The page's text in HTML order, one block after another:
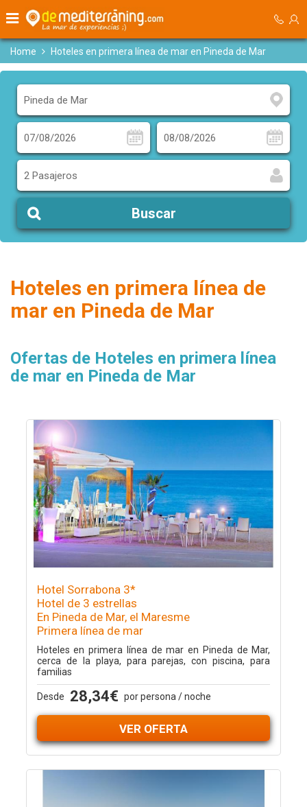
Home Hoteles en primera línea de mar en Pineda de Mar
2 Pasajeros
Buscar
Hoteles en primera línea de
mar en Pineda de Mar
Ofertas de Hoteles en primera línea
de mar en Pineda de Mar
Hotel Sorrabona 3*
Hotel de 3 estrellas
En Pineda de Mar, el Maresme
Primera línea de mar
Hoteles en primera línea de mar en Pineda de Mar,
cerca de la playa, para parejas, con piscina, para
familias
Desde 28,34€ por persona / noche
VER OFERTA